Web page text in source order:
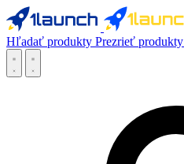
Hľadať produkty Prezrieť produkty